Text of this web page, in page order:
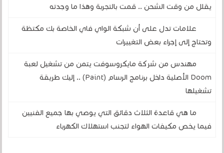
يقلل من وقت الشحن .. قمت بالتجربة وهذا ما وجدته
علامات تدل على أن شبكة الواي فاي الخاصة بك مكتظة
وتحتاج إلى إجراء بعض التغييرات
مهندس من شركة مايكروسوفت يتمن من تشغيل لعبة
Doom الأصلية داخل برنامج الرسام (Paint) .. إليك طريقة
تشغيلها
ما هي قاعدة الثلاث دقائق التي يوصي بها جميع الفنيين
فيما يخص مكيفات الهواء لتجنب استهلاك الكهرباء